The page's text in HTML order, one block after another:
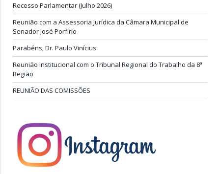
Recesso Parlamentar (Julho 2026)
Reunião com a Assessoria Jurídica da Câmara Municipal de
Senador José Porfírio
Parabéns, Dr. Paulo Vinícius
Reunião Institucional com o Tribunal Regional do Trabalho da 8ª
Região
REUNIÃO DAS COMISSÕES